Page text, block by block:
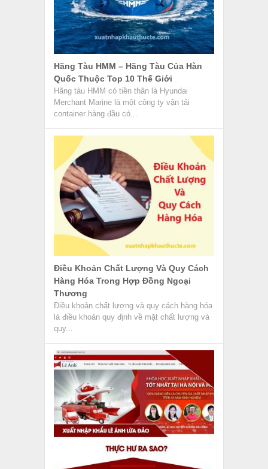
Hãng Tàu HMM – Hãng Tàu Của Hàn
Quốc Thuộc Top 10 Thế Giới
Hãng tàu HMM có tiền thân là Hyundai
Merchant Marine là một công ty vận tải
container hàng đầu có...
Điều Khoản Chất Lượng Và Quy Cách
Hàng Hóa Trong Hợp Đồng Ngoại
Thương
Điều khoản chất lượng và quy cách hàng hóa
là điều khoản quy định về mặt chất lượng và
quy...